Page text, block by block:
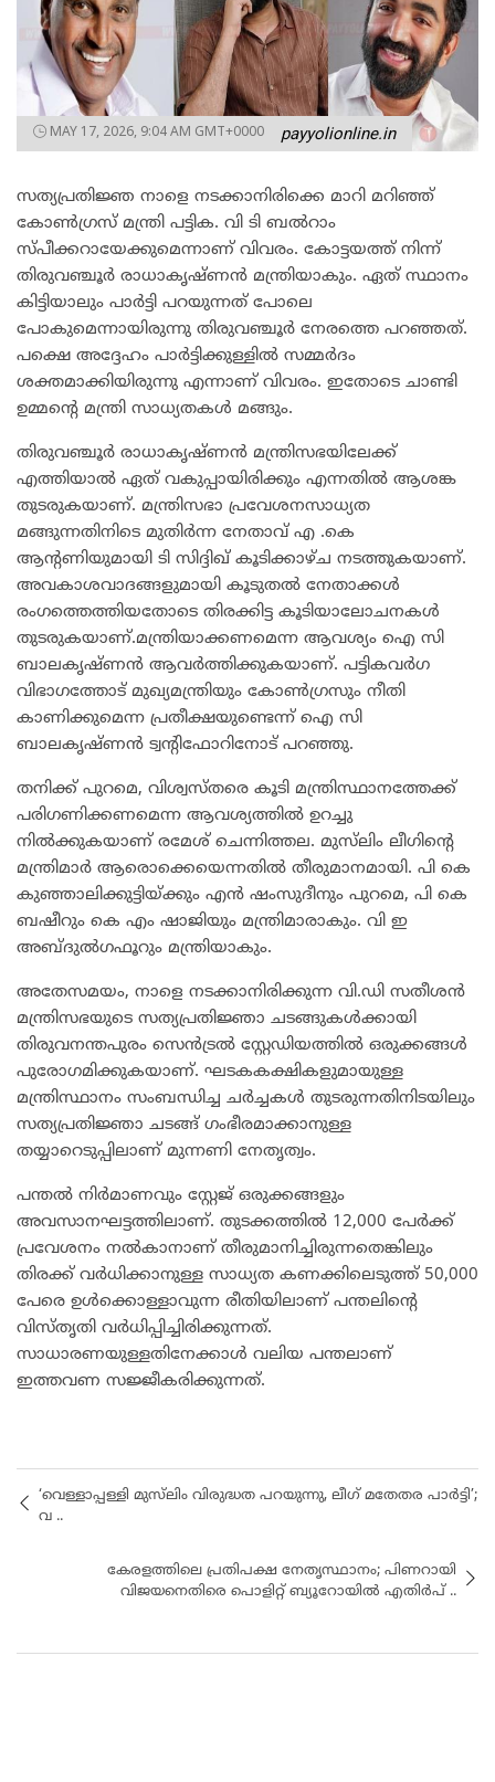
MAY 17, 2026, 9:04 AM GMT+0000 payyolionline.in
സത്യപ്രതിജ്ഞ നാളെ നടക്കാനിരിക്കെ മാറി മറിഞ്ഞ്
കോൺഗ്രസ് മന്ത്രി പട്ടിക. വി ടി ബൽറാം
സ്പീക്കറായേക്കുമെന്നാണ് വിവരം. കോട്ടയത്ത് നിന്ന്
തിരുവഞ്ചൂർ രാധാകൃഷ്ണൻ മന്ത്രിയാകും. ഏത് സ്ഥാനം
കിട്ടിയാലും പാർട്ടി പറയുന്നത് പോലെ
പോകുമെന്നായിരുന്നു തിരുവഞ്ചൂർ നേരത്തെ പറഞ്ഞത്.
പക്ഷെ അദ്ദേഹം പാർട്ടിക്കുള്ളിൽ സമ്മർദം
ശക്തമാക്കിയിരുന്നു എന്നാണ് വിവരം. ഇതോടെ ചാണ്ടി
ഉമ്മന്റെ മന്ത്രി സാധ്യതകൾ മങ്ങും.
തിരുവഞ്ചൂർ രാധാകൃഷ്ണൻ മന്ത്രിസഭയിലേക്ക്
എത്തിയാൽ ഏത് വകുപ്പായിരിക്കും എന്നതിൽ ആശങ്ക
തുടരുകയാണ്. മന്ത്രിസഭാ പ്രവേശനസാധ്യത
മങ്ങുന്നതിനിടെ മുതിർന്ന നേതാവ് എ .കെ
ആന്റണിയുമായി ടി സിദ്ദിഖ് കൂടിക്കാഴ്ച നടത്തുകയാണ്.
അവകാശവാദങ്ങളുമായി കൂടുതൽ നേതാക്കൾ
രംഗത്തെത്തിയതോടെ തിരക്കിട്ട കൂടിയാലോചനകൾ
തുടരുകയാണ്.മന്ത്രിയാക്കണമെന്ന ആവശ്യം ഐ സി
ബാലകൃഷ്ണൻ ആവർത്തിക്കുകയാണ്. പട്ടികവർഗ
വിഭാഗത്തോട് മുഖ്യമന്ത്രിയും കോൺഗ്രസും നീതി
കാണിക്കുമെന്ന പ്രതീക്ഷയുണ്ടെന്ന് ഐ സി
ബാലകൃഷ്ണൻ ട്വന്റിഫോറിനോട് പറഞ്ഞു.
തനിക്ക് പുറമെ, വിശ്വസ്തരെ കൂടി മന്ത്രിസ്ഥാനത്തേക്ക്
പരിഗണിക്കണമെന്ന ആവശ്യത്തിൽ ഉറച്ചു
നിൽക്കുകയാണ് രമേശ് ചെന്നിത്തല. മുസ്‌ലിം ലീഗിന്റെ
മന്ത്രിമാർ ആരൊക്കെയെന്നതിൽ തീരുമാനമായി. പി കെ
കുഞ്ഞാലിക്കുട്ടിയ്ക്കും എൻ ഷംസുദീനും പുറമെ, പി കെ
ബഷീറും കെ എം ഷാജിയും മന്ത്രിമാരാകും. വി ഇ
അബ്ദുൽഗഫൂറും മന്ത്രിയാകും.
അതേസമയം, നാളെ നടക്കാനിരിക്കുന്ന വി.ഡി സതീശൻ
മന്ത്രിസഭയുടെ സത്യപ്രതിജ്ഞാ ചടങ്ങുകൾക്കായി
തിരുവനന്തപുരം സെൻട്രൽ സ്റ്റേഡിയത്തിൽ ഒരുക്കങ്ങൾ
പുരോഗമിക്കുകയാണ്. ഘടകകക്ഷികളുമായുള്ള
മന്ത്രിസ്ഥാനം സംബന്ധിച്ച ചർച്ചകൾ തുടരുന്നതിനിടയിലും
സത്യപ്രതിജ്ഞാ ചടങ്ങ് ഗംഭീരമാക്കാനുള്ള
തയ്യാറെടുപ്പിലാണ് മുന്നണി നേതൃത്വം.
പന്തൽ നിർമാണവും സ്റ്റേജ് ഒരുക്കങ്ങളും
അവസാനഘട്ടത്തിലാണ്. തുടക്കത്തിൽ 12,000 പേർക്ക്
പ്രവേശനം നൽകാനാണ് തീരുമാനിച്ചിരുന്നതെങ്കിലും
തിരക്ക് വർധിക്കാനുള്ള സാധ്യത കണക്കിലെടുത്ത് 50,000
പേരെ ഉൾക്കൊള്ളാവുന്ന രീതിയിലാണ് പന്തലിന്റെ
വിസ്തൃതി വർധിപ്പിച്ചിരിക്കുന്നത്.
സാധാരണയുള്ളതിനേക്കാൾ വലിയ പന്തലാണ്
ഇത്തവണ സജ്ജീകരിക്കുന്നത്.
‘വെള്ളാപ്പള്ളി മുസ്‌ലിം വിരുദ്ധത പറയുന്നു, ലീഗ് മതേതര പാർട്ടി’;
വ ..
കേരളത്തിലെ പ്രതിപക്ഷ നേതൃസ്ഥാനം; പിണറായി
വിജയനെതിരെ പൊളിറ്റ് ബ്യൂറോയിൽ എതിർപ് ..